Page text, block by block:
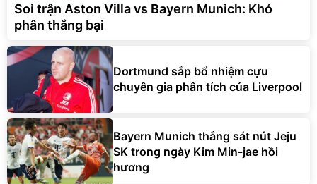
Soi trận Aston Villa vs Bayern Munich: Khó
phân thắng bại
Dortmund sắp bổ nhiệm cựu
chuyên gia phân tích của Liverpool
Bayern Munich thắng sát nút Jeju
SK trong ngày Kim Min-jae hồi
hương